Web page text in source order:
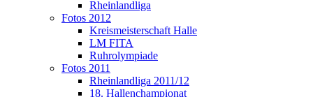
Rheinlandliga
Fotos 2012
Kreismeisterschaft Halle
LM FITA
Ruhrolympiade
Fotos 2011
Rheinlandliga 2011/12
18. Hallenchampionat